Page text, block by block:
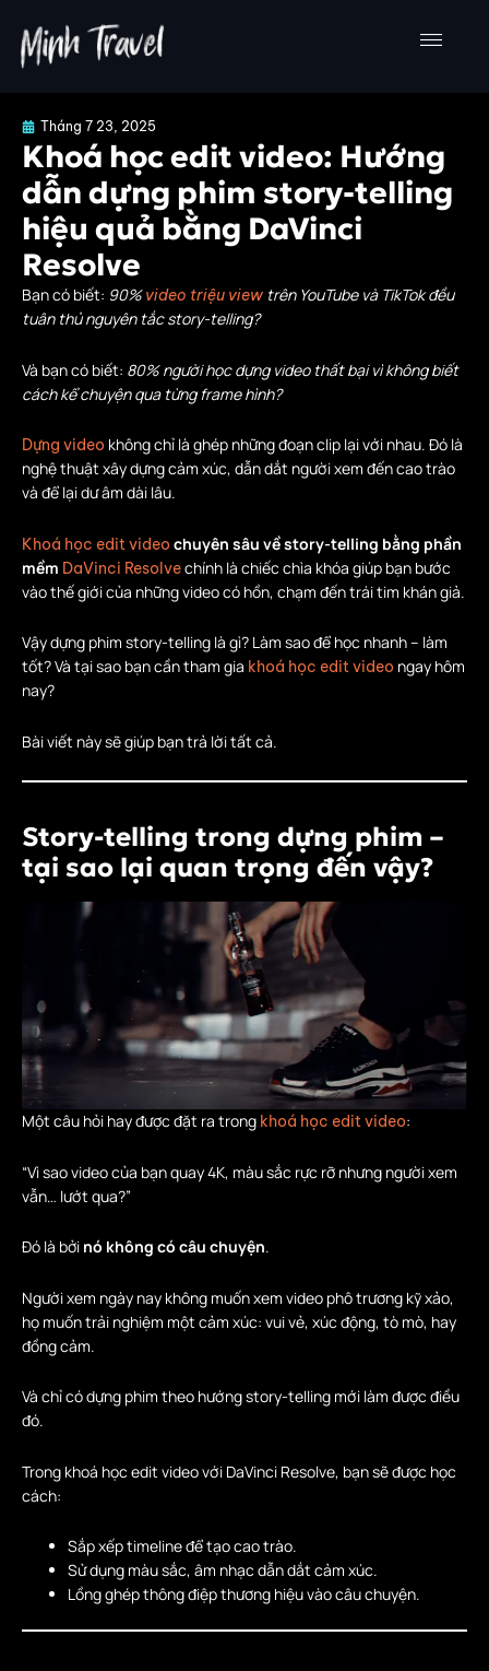
nội
Tháng 7 23, 2025
Khoá học edit video: Hướng
dẫn dựng phim story-telling
hiệu quả bằng DaVinci
Resolve
Bạn có biết: 90%video triệu view trên YouTube và TikTok đều
tuân thủ nguyên tắc story-telling?
Và bạn có biết: 80% người học dựng video thất bại vì không biết
cách kể chuyện qua từng frame hình?
Dựng video không chỉ là ghép những đoạn clip lại với nhau. Đó là
nghệ thuật xây dựng cảm xúc, dẫn dắt người xem đến cao trào
và để lại dư âm dài lâu.
Khoá học edit video chuyên sâu về story-telling bằng phần
mềm DaVinci Resolvechính là chiếc chìa khóa giúp bạn bước
vào thế giới của những video có hồn, chạm đến trái tim khán giả.
Vậy dựng phim story-telling là gì? Làm sao để học nhanh – làm
tốt? Và tại sao bạn cần tham gia khoá học edit video ngay hôm
nay?
Bài viết này sẽ giúp bạn trả lời tất cả.
Story-telling trong dựng phim –
tại sao lại quan trọng đến vậy?
Một câu hỏi hay được đặt ra trong khoá học edit video:
“Vì sao video của bạn quay 4K, màu sắc rực rỡ nhưng người xem
vẫn… lướt qua?”
Đó là bởi nó không có câu chuyện.
Người xem ngày nay không muốn xem video phô trương kỹ xảo,
họ muốn trải nghiệm một cảm xúc: vui vẻ, xúc động, tò mò, hay
đồng cảm.
Và chỉ có dựng phim theo hướng story-telling mới làm được điều
đó.
Trong khoá học edit video với DaVinci Resolve, bạn sẽ được học
cách:
Sắp xếp timeline để tạo cao trào.
Sử dụng màu sắc, âm nhạc dẫn dắt cảm xúc.
Lồng ghép thông điệp thương hiệu vào câu chuyện.